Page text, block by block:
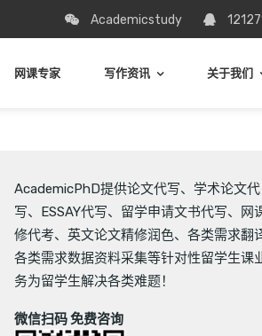
Academicstudy
网课专家 写作资讯 关于我们
AcademicPhD提供论文代写、 学术论文代
写、 ESSAY代写、 留学申请文书代写、
网
修代考、 英文论文精修润色、 各类需求翻
各类需求数据资料采集等针对性留学生课
务为留学生解决各类难题！
微信扫码 免费咨询